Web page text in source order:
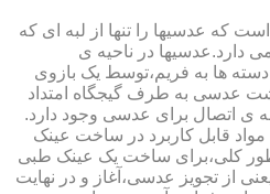
که عدسیها را تنها از لبه ای که
دارد.عدسیها در ناحیه ی
دسته ها به فریم،توسط یک بازوی
عدسی به طرف گیجگاه امتداد
ی اتصال برای عدسی وجود دارد.
مواد قابل کاربرد در ساخت عینک
کلی،برای ساخت یک عینک طبی
از تجویز عدسی،آغاز و در نهایت